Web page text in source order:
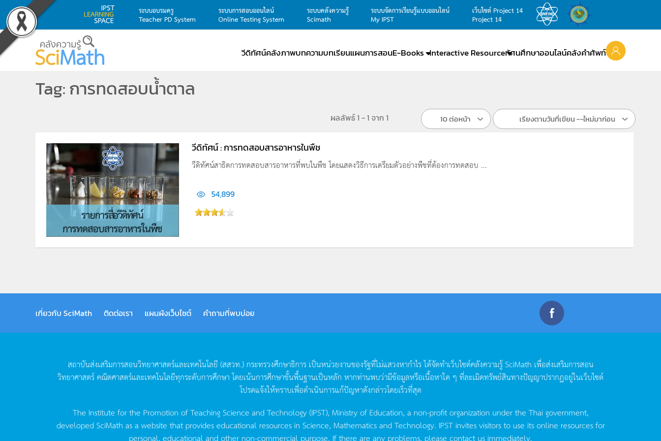
Skip to main content
ระบบอบรมครู
Teacher PD System
ระบบการสอบออนไลน์
Online Testing System
ระบบคลังความรู้
Scimath
ระบบจัดการเรียนรู้แบบออนไลน์
My IPST
เว็บไซต์ Project 14
Project 14
วีดิทัศน์คลังภาพบทความบทเรียนแผนการสอนE-Books Interactive Resourceทัศนศึกษาออนไลน์คลังคำศัพท์
Tag: การทดสอบน้ำตาล
ผลลัพธ์ 1 - 1 จาก 1 10 ต่อหน้า เรียงตามวันที่เขียน --ใหม่มาก่อน
วีดิทัศน์ : การทดสอบสารอาหารในพืช
วีดิทัศน์สาธิตการทดสอบสารอาหารที่พบในพืช โดยแสดงวิธีการเตรียมตัวอย่างพืชที่ต้องการทดสอบ ...
54,899
เกี่ยวกับ SciMath ติดต่อเรา แผนผังเว็บไซต์ คำถามที่พบบ่อย
สถาบันส่งเสริมการสอนวิทยาศาสตร์และเทคโนโลยี (สสวท.) กระทรวงศึกษาธิการ เป็นหน่วยงานของรัฐที่ไม่แสวงหากำไรได้จัดทำเว็บไซต์คลังความรู้SciMath เพื่อส่งเสริมการสอน
วิทยาศาสตร์คณิตศาสตร์และเทคโนโลยีทุกระดับการศึกษา โดยเน้นการศึกษาขั้นพื้นฐานเป็นหลัก หากท่านพบว่ามีข้อมูลหรือเนื้อหาใด ๆ ที่ละเมิดทรัพย์สินทางปัญญาปรากฏอยู่ในเว็บไซต์
โปรดแจ้งให้ทราบเพื่อดำเนินการแก้ปัญหาดังกล่าวโดยเร็วที่สุด
The Institute for the Promotion of Teaching Science and Technology (IPST), Ministry of Education, a non-profit organization under the Thai government,
developed SciMath as a website that provides educational resources in Science, Mathematics and Technology. IPST invites visitors to use its online resources for
personal, educational and other non-commercial purpose. If there are any problems, please contact us immediately.